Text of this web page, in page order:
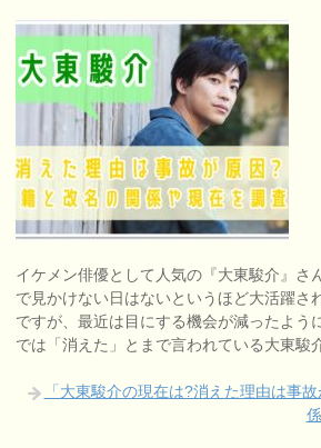
イケメン俳優として人気の『大東駿介』さ
で見かけない日はないというほど大活躍さ
ですが、最近は目にする機会が減ったよう
では「消えた」とまで言われている大東駿
「大東駿介の現在は?消えた理由は事